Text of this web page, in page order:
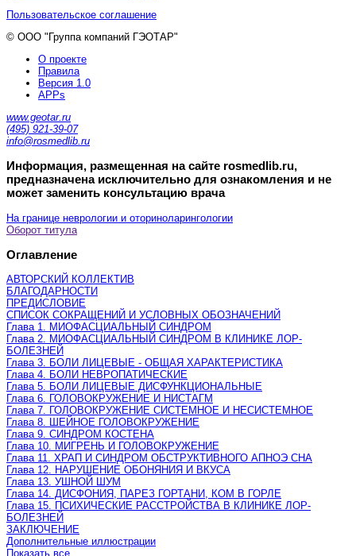
Пользовательское соглашение
© ООО "Группа компаний ГЭОТАР"
О проекте
Правила
Версия 1.0
APPs
www.geotar.ru
(495) 921-39-07
info@rosmedlib.ru
Информация, размещенная на сайте rosmedlib.ru,
предназначена исключительно для ознакомления и не
может заменить консультацию врача
На границе неврологии и оториноларингологии
Оборот титула
Оглавление
АВТОРСКИЙ КОЛЛЕКТИВ
БЛАГОДАРНОСТИ
ПРЕДИСЛОВИЕ
СПИСОК СОКРАЩЕНИЙ И УСЛОВНЫХ ОБОЗНАЧЕНИЙ
Глава 1. МИОФАСЦИАЛЬНЫЙ СИНДРОМ
Глава 2. МИОФАСЦИАЛЬНЫЙ СИНДРОМ В КЛИНИКЕ ЛОР-
БОЛЕЗНЕЙ
Глава 3. БОЛИ ЛИЦЕВЫЕ - ОБЩАЯ ХАРАКТЕРИСТИКА
Глава 4. БОЛИ НЕВРОПАТИЧЕСКИЕ
Глава 5. БОЛИ ЛИЦЕВЫЕ ДИСФУНКЦИОНАЛЬНЫЕ
Глава 6. ГОЛОВОКРУЖЕНИЕ И НИСТАГМ
Глава 7. ГОЛОВОКРУЖЕНИЕ СИСТЕМНОЕ И НЕСИСТЕМНОЕ
Глава 8. ШЕЙНОЕ ГОЛОВОКРУЖЕНИЕ
Глава 9. СИНДРОМ КОСТЕНА
Глава 10. МИГРЕНЬ И ГОЛОВОКРУЖЕНИЕ
Глава 11. ХРАП И СИНДРОМ ОБСТРУКТИВНОГО АПНОЭ СНА
Глава 12. НАРУШЕНИЕ ОБОНЯНИЯ И ВКУСА
Глава 13. УШНОЙ ШУМ
Глава 14. ДИСФОНИЯ, ПАРЕЗ ГОРТАНИ, КОМ В ГОРЛЕ
Глава 15. ПСИХИЧЕСКИЕ РАССТРОЙСТВА В КЛИНИКЕ ЛОР-
БОЛЕЗНЕЙ
ЗАКЛЮЧЕНИЕ
Дополнительные иллюстрации
Показать все